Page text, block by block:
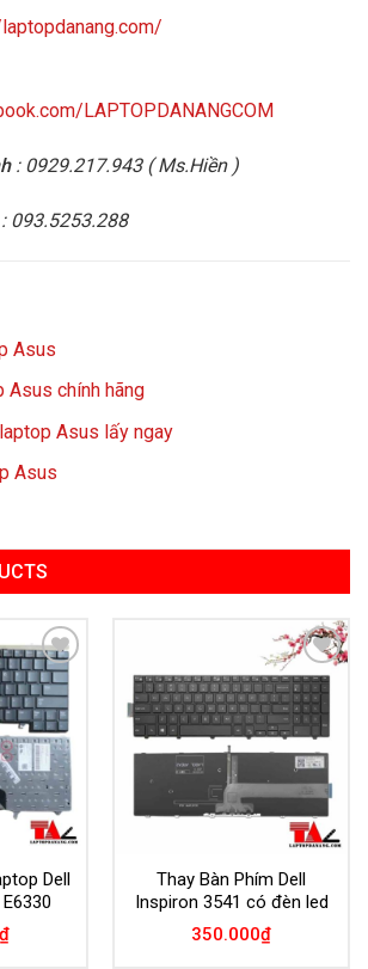
LAPTOPDANANGCOM
: 0929.217.943 ( Ms.Hiền )
093.5253.288
Asus
Asus chính hãng
Asus lấy ngay
Asus
Add to
Wishlist
Dell
₫
Add to
Wishlist
Thay Bàn Phím Dell
Inspiron 3541 có đèn led
350.000₫